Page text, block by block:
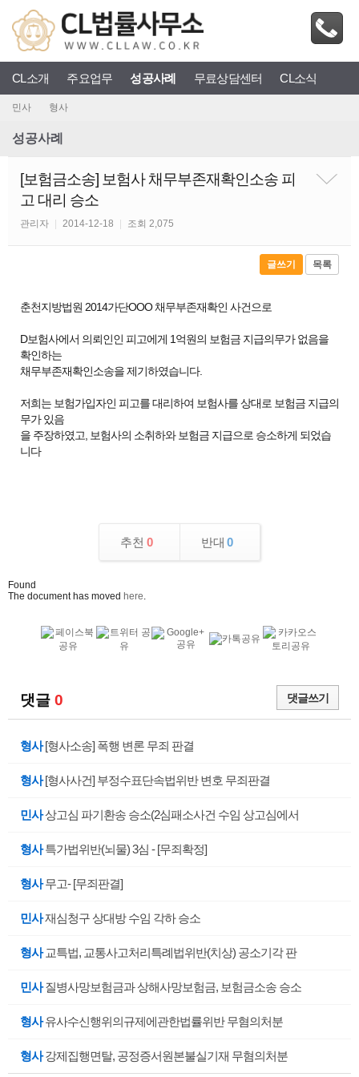
CL소개 주요업무 성공사례 무료상담센터 CL소식
민사 형사
성공사례
[보험금소송] 보험사 채무부존재확인소송 피
고 대리 승소
관리자 | 2014-12-18 | 조회 2,075
글쓰기 목록
춘천지방법원 2014가단OOO 채무부존재확인 사건으로
D보험사에서 의뢰인인 피고에게 1억원의 보험금 지급의무가 없음을
확인하는
채무부존재확인소송을 제기하였습니다.
저희는 보험가입자인 피고를 대리하여 보험사를 상대로 보험금 지급의
무가 있음
을 주장하였고, 보험사의 소취하와 보험금 지급으로 승소하게 되었습
니다
추천 0 반대 0
Found
The document has moved here
댓글 0 댓글쓰기
형사 [형사소송] 폭행 변론 무죄 판결
형사 [형사사건] 부정수표단속법위반 변호 무죄판결
민사상고심 파기환송 승소(2심패소사건 수임 상고심에서
형사 특가법위반(뇌물) 3심 - [무죄확정]
형사 무고- [무죄판결]
민사재심청구 상대방 수임 각하 승소
형사 교특법, 교통사고처리특례법위반(치상) 공소기각 판
민사 질병사망보험금과 상해사망보험금, 보험금소송 승소
형사 유사수신행위의규제에관한법률위반 무혐의처분
형사 강제집행면탈, 공정증서원본불실기재 무혐의처분